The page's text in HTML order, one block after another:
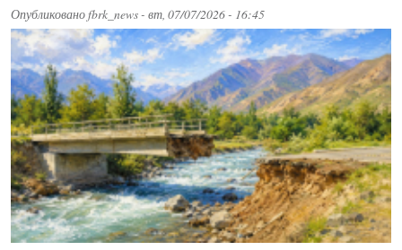
Опубликованоfbrk_news- вт, 07/07/2026 - 16:45